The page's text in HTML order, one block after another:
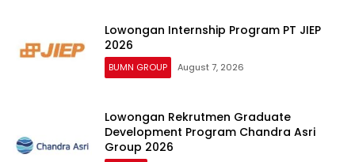
Lowongan Internship Program PT JIEP
2026
BUMN GROUP August 7, 2026
Lowongan Rekrutmen Graduate
Development Program Chandra Asri
Group 2026